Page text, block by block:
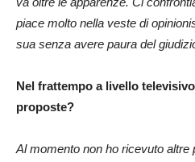
piace molto nella veste di
sua senza avere paura del
Nel frattempo a livello
proposte?
Al momento non ho ricevuto altre